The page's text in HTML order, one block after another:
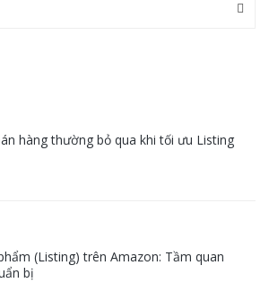
hàng thường bỏ qua khi tối ưu Listing
(Listing) trên Amazon: Tầm quan
bị